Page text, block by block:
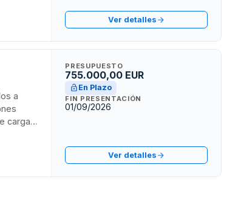
Ver detalles
a
carga
Casar.
PRESUPUESTO
755.000,00 EUR
En Plazo
FIN PRESENTACIÓN
01/09/2026
Ver detalles